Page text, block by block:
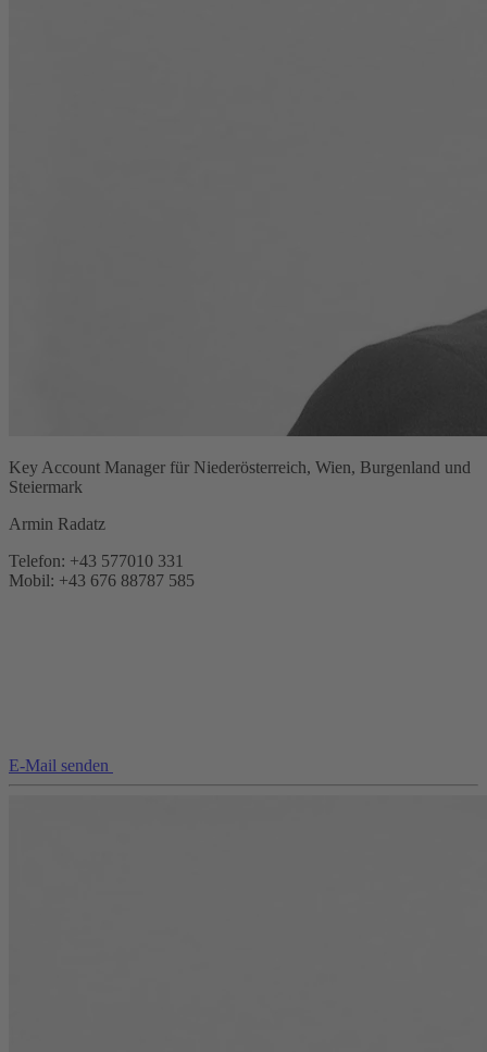
Key Account Manager für Niederösterreich, Wien, Burgenland und
Steiermark
Armin Radatz
Telefon: +43 577010 331
Mobil: +43 676 88787 585
E-Mail senden